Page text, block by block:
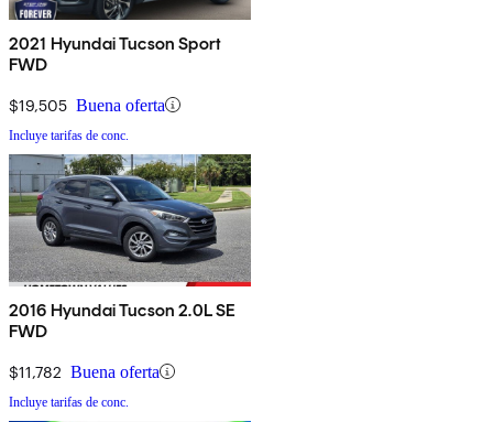
2021 Hyundai Tucson Sport
FWD
$19,505 Buena oferta
Incluye tarifas de conc.
2016 Hyundai Tucson 2.0L SE
FWD
$11,782 Buena oferta
Incluye tarifas de conc.